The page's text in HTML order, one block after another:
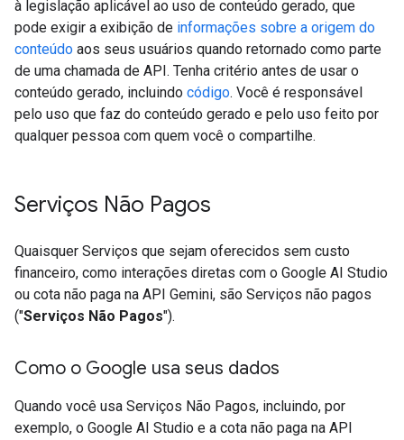
à legislação aplicável ao uso de conteúdo gerado, que
pode exigir a exibição de informações sobre a origem do
conteúdo aos seus usuários quando retornado como parte
de uma chamada de API. Tenha critério antes de usar o
conteúdo gerado, incluindo código. Você é responsável
pelo uso que faz do conteúdo gerado e pelo uso feito por
qualquer pessoa com quem você o compartilhe.
Serviços Não Pagos
Quaisquer Serviços que sejam oferecidos sem custo
financeiro, como interações diretas com o Google AI Studio
ou cota não paga na API Gemini, são Serviços não pagos
("Serviços Não Pagos").
Como o Google usa seus dados
Quando você usa Serviços Não Pagos, incluindo, por
exemplo, o Google AI Studio e a cota não paga na API